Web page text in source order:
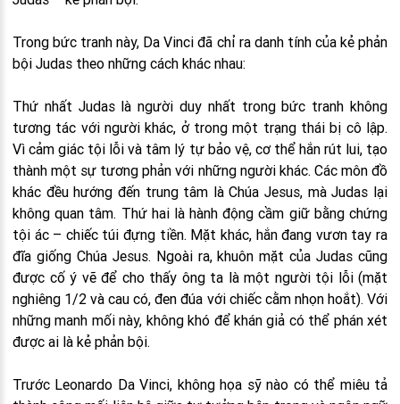
Trong bức tranh này, Da Vinci đã chỉ ra danh tính của kẻ phản
bội Judas theo những cách khác nhau:
Thứ nhất Judas là người duy nhất trong bức tranh không
tương tác với người khác, ở trong một trạng thái bị cô lập.
Vì cảm giác tội lỗi và tâm lý tự bảo vệ, cơ thể hắn rút lui, tạo
thành một sự tương phản với những người khác. Các môn đồ
khác đều hướng đến trung tâm là Chúa Jesus, mà Judas lại
không quan tâm. Thứ hai là hành động cầm giữ bằng chứng
tội ác – chiếc túi đựng tiền. Mặt khác, hắn đang vươn tay ra
đĩa giống Chúa Jesus. Ngoài ra, khuôn mặt của Judas cũng
được cố ý vẽ để cho thấy ông ta là một người tội lỗi (mặt
nghiêng 1/2 và cau có, đen đúa với chiếc cằm nhọn hoắt). Với
những manh mối này, không khó để khán giả có thể phán xét
được ai là kẻ phản bội.
Trước Leonardo Da Vinci, không họa sỹ nào có thể miêu tả